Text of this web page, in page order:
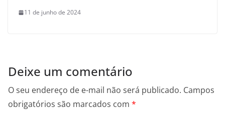
11 de junho de 2024
Deixe um comentário
O seu endereço de e-mail não será publicado. Campos
obrigatórios são marcados com *